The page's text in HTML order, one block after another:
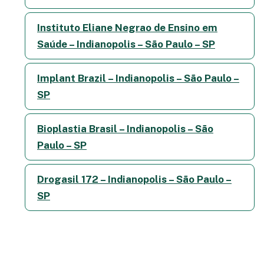
Instituto Eliane Negrao de Ensino em
Saúde – Indianopolis – São Paulo – SP
Implant Brazil – Indianopolis – São Paulo –
SP
Bioplastia Brasil – Indianopolis – São
Paulo – SP
Drogasil 172 – Indianopolis – São Paulo –
SP